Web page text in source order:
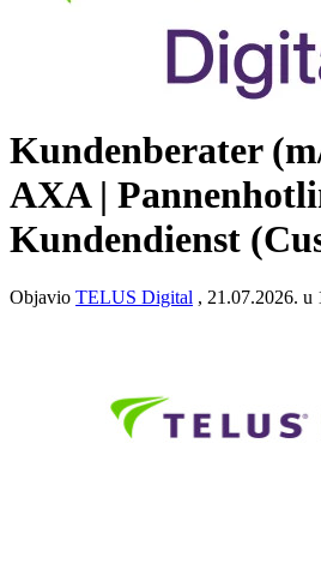
Kundenberater
AXA |
Kundendienst
Objavio TELUS Digital , 21.07.2026. u